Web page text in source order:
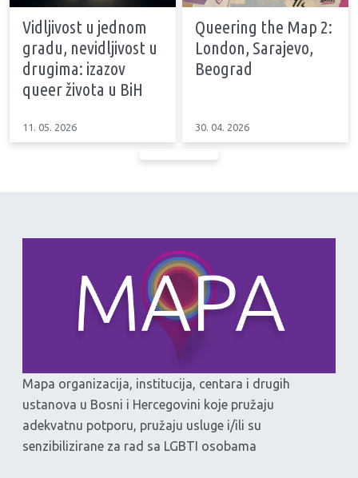
Vidljivost u jednom
gradu, nevidljivost u
drugima: izazov
queer života u BiH
11. 05. 2026
Queering the Map 2:
London, Sarajevo,
Beograd
30. 04. 2026
Mapa organizacija, institucija, centara i drugih
ustanova u Bosni i Hercegovini koje pružaju
adekvatnu potporu, pružaju usluge i/ili su
senzibilizirane za rad sa LGBTI osobama